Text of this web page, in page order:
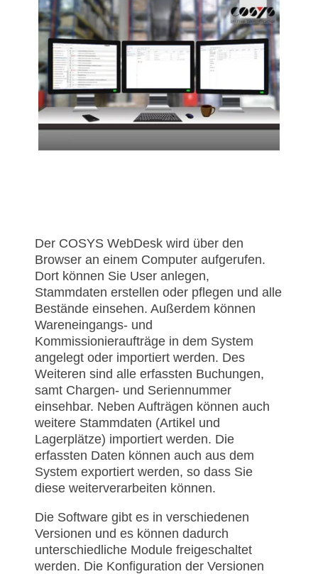
Der COSYS WebDesk wird über den
Browser an einem Computer aufgerufen.
Dort können Sie User anlegen,
Stammdaten erstellen oder pflegen und alle
Bestände einsehen. Außerdem können
Wareneingangs- und
Kommissionieraufträge in dem System
angelegt oder importiert werden. Des
Weiteren sind alle erfassten Buchungen,
samt Chargen- und Seriennummer
einsehbar. Neben Aufträgen können auch
weitere Stammdaten (Artikel und
Lagerplätze) importiert werden. Die
erfassten Daten können auch aus dem
System exportiert werden, so dass Sie
diese weiterverarbeiten können.
Die Software gibt es in verschiedenen
Versionen und es können dadurch
unterschiedliche Module freigeschaltet
werden. Die Konfiguration der Versionen